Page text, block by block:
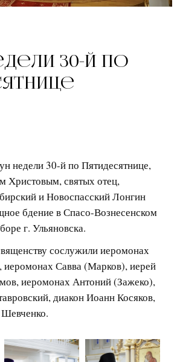
30-й по
недели 30-й по Пятидесятнице,
Христовым, святых отец,
и Новоспасский Лонгин
бдение в Спасо-Вознесенском
г. Ульяновска.
сослужили иеромонах
Савва (Марков), иерей
иеромонах Антоний (Зажеко),
диакон Иоанн Косяков,